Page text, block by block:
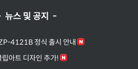
뉴스 및 공지 -
4121B 정식 출시 안내
아트 디자인 추가!